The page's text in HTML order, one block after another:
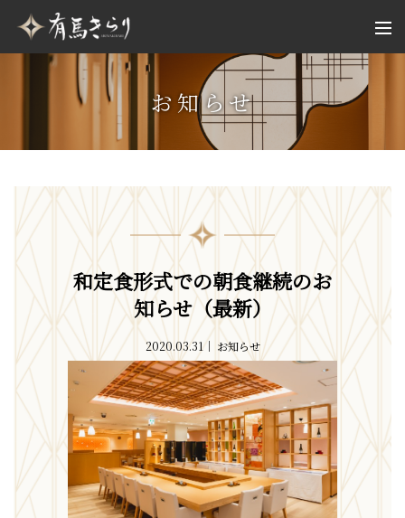
お知らせ
和定食形式での朝食継続のお
知らせ（最新）
2020.03.31 お知らせ